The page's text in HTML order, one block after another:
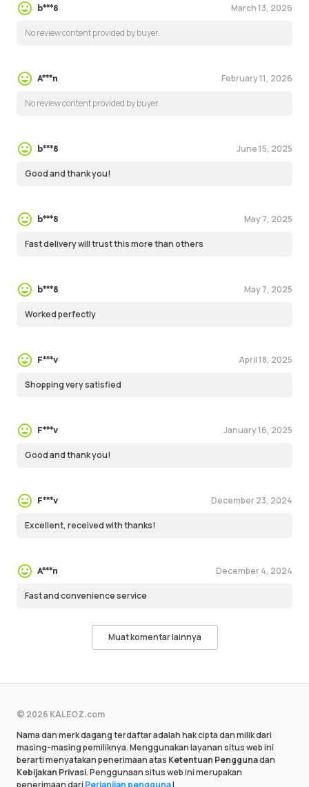
b***8 March 13, 2026
No review content provided by buyer.
A***n February 11, 2026
No review content provided by buyer.
b***8 June 15, 2025
Good and thank you!
b***8 May 7, 2025
Fast delivery will trust this more than others
b***8 May 7, 2025
Worked perfectly
F***v April 18, 2025
Shopping very satisfied
F***v January 16, 2025
Good and thank you!
F***v December 23, 2024
Excellent, received with thanks!
A***n December 4, 2024
Fast and convenience service
Muat komentar lainnya
© 2026 KALEOZ.com
Nama dan merk dagang terdaftar adalah hak cipta dan milik dari
masing-masing pemiliknya. Menggunakan layanan situs web ini
berarti menyatakan penerimaan atas Ketentuan Penggunadan
Kebijakan Privasi. Penggunaan situs web ini merupakan
penerimaan dari Perjanjian pengguna|